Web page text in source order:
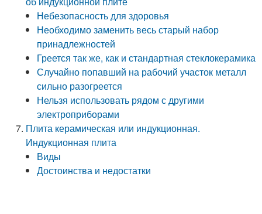
Небезопасность для здоровья
Необходимо заменить весь старый набор
принадлежностей
Греется так же, как и стандартная стеклокерамика
Случайно попавший на рабочий участок металл
сильно разогреется
Нельзя использовать рядом с другими
электроприборами
Плита керамическая или индукционная.
Индукционная плита
Виды
Достоинства и недостатки